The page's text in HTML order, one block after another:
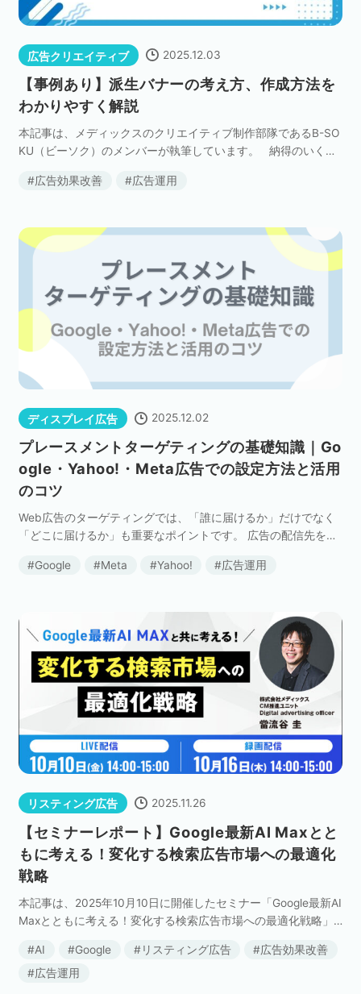
広告クリエイティブ 2025.12.03
【事例あり】派生バナーの考え方、作成方法を
わかりやすく解説
本記事は、メディックスのクリエイティブ制作部隊であるB-SO
KU（ビーソク）のメンバーが執筆しています。 納得のいくバ
たり、配信当初は効果的だったもの […]
広告効果改善 広告運用
ディスプレイ広告 2025.12.02
プレースメントターゲティングの基礎知識｜Go
ogle・Yahoo!・Meta広告での設定方法と活用
のコツ
Web広告のターゲティングでは、「誰に届けるか」だけでなく
「どこに届けるか」も重要なポイントです。 広告の配信先を指
込み顧客が集まりやすい場所に効率的にアプローチで […]
Google Meta Yahoo! 広告運用
リスティング広告 2025.11.26
【セミナーレポート】Google最新AI Maxとと
もに考える！変化する検索広告市場への最適化
戦略
本記事は、2025年10月10日に開催したセミナー「Google最新AI
Maxとともに考える！変化する検索広告市場への最適化戦略」
段として 「検索エ […]
AI Google リスティング広告
広告効果改善
広告運用